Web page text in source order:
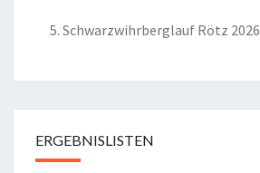
5. Schwarzwihrberglauf Rötz 2026
ERGEBNISLISTEN